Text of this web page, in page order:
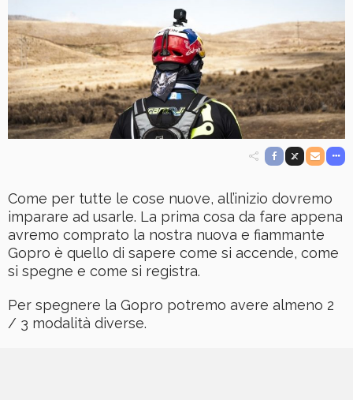
Come per tutte le cose nuove, all’inizio dovremo
imparare ad usarle. La prima cosa da fare appena
avremo comprato la nostra nuova e fiammante
Gopro è quello di sapere come si accende, come
si spegne e come si registra.
Per spegnere la Gopro potremo avere almeno 2
/ 3 modalità diverse.